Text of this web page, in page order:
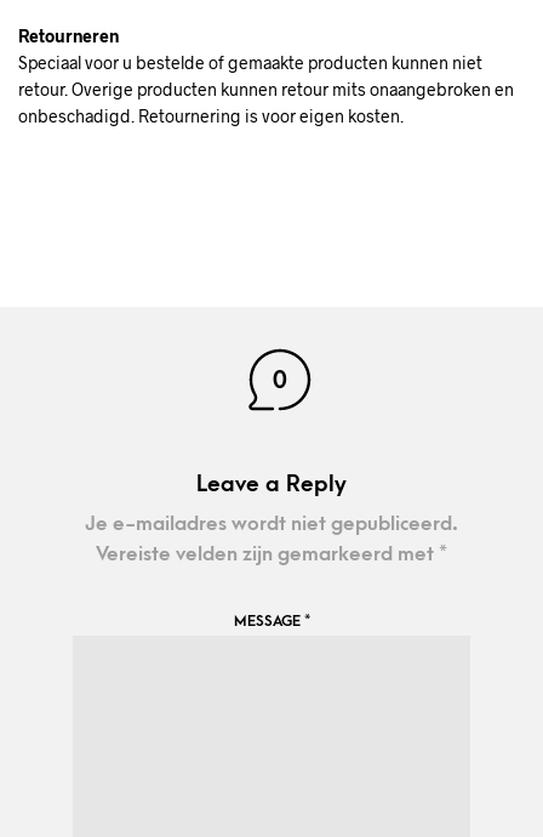
Retourneren
Speciaal voor u bestelde of gemaakte producten kunnen niet
retour. Overige producten kunnen retour mits onaangebroken en
onbeschadigd. Retournering is voor eigen kosten.
0
Leave a Reply
Je e-mailadres wordt niet gepubliceerd.
Vereiste velden zijn gemarkeerd met *
MESSAGE *